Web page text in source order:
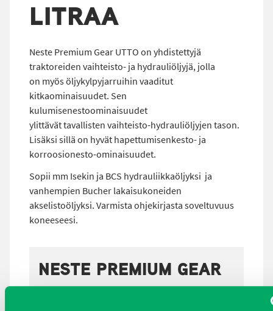
LITRAA
Neste Premium Gear UTTO on yhdistettyjä
traktoreiden vaihteisto- ja hydrauliöljyjä, jolla
on myös öljykylpyjarruihin vaaditut
kitkaominaisuudet. Sen
kulumisenestoominaisuudet
ylittävät tavallisten vaihteisto-hydrauliöljyjen tason.
Lisäksi sillä on hyvät hapettumisenkesto- ja
korroosionesto-ominaisuudet.
Sopii mm Isekin ja BCS hydrauliikkaöljyksi ja
vanhempien Bucher lakaisukoneiden
akselistoöljyksi. Varmista ohjekirjasta soveltuvuus
koneeseesi.
NESTE PREMIUM GEAR
UTTO, 20 LITRAA